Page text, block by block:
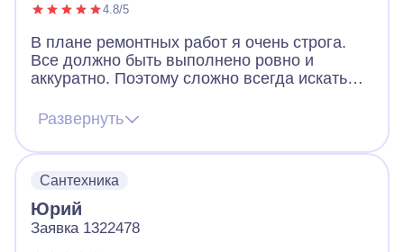
4.8/5
В плане ремонтных работ я очень строга.
Все должно быть выполнено ровно и
аккуратно. Поэтому сложно всегда искать
обратиться в А-Айсберг и не пожалела.
Попался очень грамотный мастер, который
выслушал, учел предпочтения и произвел
быстро, качественно и профессионально.
Спасибо!
Развернуть
Сантехника
Юрий
Заявка 1322478